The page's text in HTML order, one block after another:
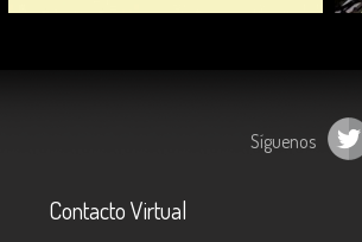
Síguenos
Contacto Virtual